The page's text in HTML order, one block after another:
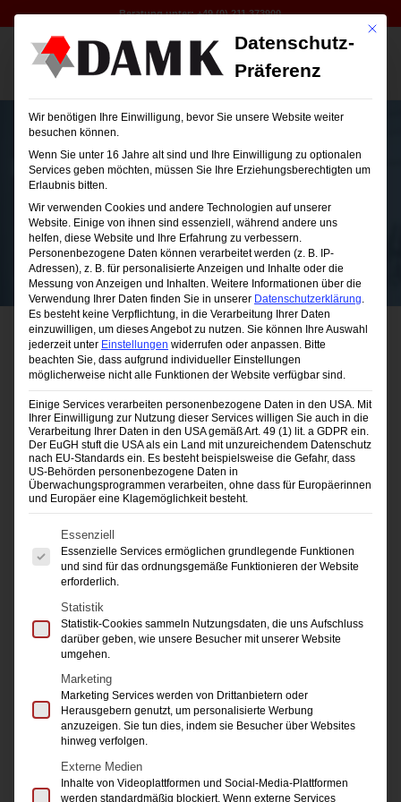
Beratung unter:+49 (0) 211 373900
DAMK-Seminare
Mehr Infos und Anmeldungzu allen
Seminaren:
roth@damk.deoder 0211-37 39 00
NEU: Marketing-Kompakt-Kurs für Einsteiger
und Abiturienten | mit Zertifikat
Eventmarketing
KI-Grundlagen Workshop
Influencer Marketing
Ausbilderschein | Prüfungs-Vorbereitungskurs
Email-Marketing
Mit
Datenschutz-
Präferenz
Wir benötigen Ihre Einwilligung, bevor Sie unsere Website weiter
besuchen können.
Wenn Sie unter 16 Jahre alt sind und Ihre Einwilligung zu optionalen
Services geben möchten, müssen Sie Ihre Erziehungsberechtigten um
Erlaubnis bitten.
Wir verwenden Cookies und andere Technologien auf unserer
Website. Einige von ihnen sind essenziell, während andere uns
helfen, diese Website und Ihre Erfahrung zu verbessern.
Personenbezogene Daten können verarbeitet werden (z. B. IP-
Adressen), z. B. für personalisierte Anzeigen und Inhalte oder die
Messung von Anzeigen und Inhalten. Weitere Informationen über die
Verwendung Ihrer Daten finden Sie in unserer Datenschutzerklärung.
Es besteht keine Verpflichtung, in die Verarbeitung Ihrer Daten
einzuwilligen, um dieses Angebot zu nutzen. Sie können Ihre Auswahl
jederzeit unter Einstellungen widerrufen oder anpassen. Bitte
beachten Sie, dass aufgrund individueller Einstellungen
möglicherweise nicht alle Funktionen der Website verfügbar sind.
Einige Services verarbeiten personenbezogene Daten in den USA. Mit
Ihrer Einwilligung zur Nutzung dieser Services willigen Sie auch in die
Verarbeitung Ihrer Daten in den USA gemäß Art. 49 (1) lit. a GDPR ein.
Der EuGH stuft die USA als ein Land mit unzureichendem Datenschutz
nach EU-Standards ein. Es besteht beispielsweise die Gefahr, dass
US-Behörden personenbezogene Daten in
Überwachungsprogrammen verarbeiten, ohne dass für Europäerinnen
und Europäer eine Klagemöglichkeit besteht.
Es folgt eine Liste der Service-Gruppen, für
Essenziell
Essenzielle Services ermöglichen grundlegende Funktionen
und sind für das ordnungsgemäße Funktionieren der Website
erforderlich.
Statistik
Statistik-Cookies sammeln Nutzungsdaten, die uns Aufschluss
darüber geben, wie unsere Besucher mit unserer Website
umgehen.
Marketing
Marketing Services werden von Drittanbietern oder
Herausgebern genutzt, um personalisierte Werbung
anzuzeigen. Sie tun dies, indem sie Besucher über Websites
hinweg verfolgen.
Externe Medien
Inhalte von Videoplattformen und Social-Media-Plattformen
werden standardmäßig blockiert. Wenn externe Services